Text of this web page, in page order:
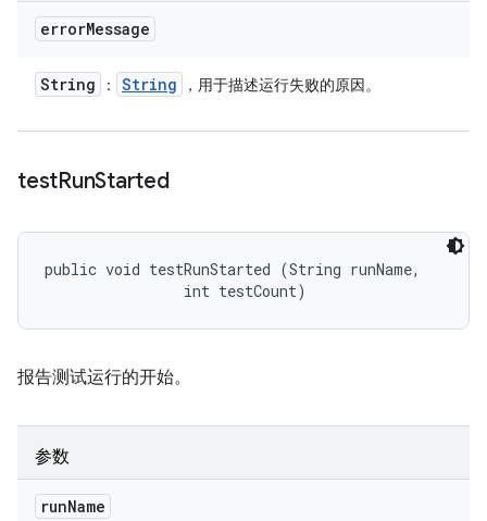
errorMessage
String ： String ，用于描述运行失败的原因。
testRunStarted
public void testRunStarted (String runName,
                int testCount)
报告测试运行的开始。
参数
runName